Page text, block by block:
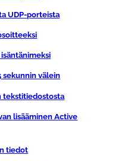
UDP-porteista
sekunnin välein
tekstitiedostosta
lisääminen Active
tiedot